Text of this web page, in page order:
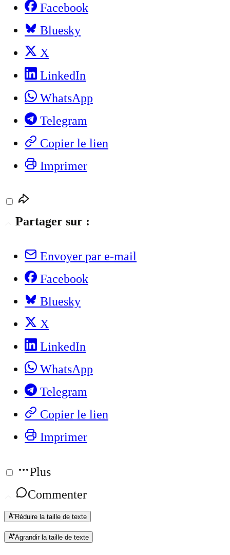
Facebook
Bluesky
X
LinkedIn
WhatsApp
Telegram
Copier le lien
Imprimer
Partager sur :
Envoyer par e-mail
Facebook
Bluesky
X
LinkedIn
WhatsApp
Telegram
Copier le lien
Imprimer
Plus
Commenter
Réduire la taille de texte
Agrandir la taille de texte